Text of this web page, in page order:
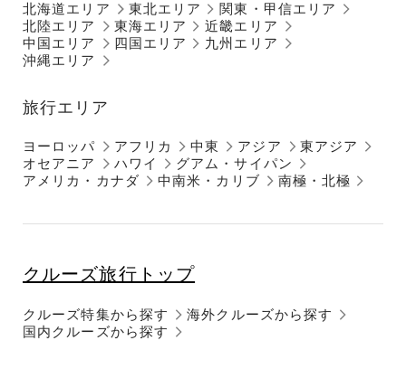
北海道エリア 東北エリア
関東・甲信エリア
北陸エリア
東海エリア
近畿エリア
中国エリア
四国エリア
九州エリア
沖縄エリア
旅行エリア
ヨーロッパ アフリカ 中東 アジア
東アジア
オセアニア
ハワイ
グアム・サイパン
アメリカ・カナダ
中南米・カリブ 南極・北極
クルーズ旅行トップ
クルーズ特集から探す
国内クルーズから探す
海外クルーズから探す